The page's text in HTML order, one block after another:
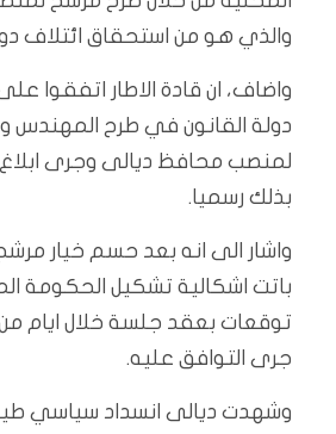
والذي هو من استحقاق ائتلاف
واضاف، ان قادة الاطار اتفقوا
دولة القانون في طرح المهندس
لمنصب محافظ ديالى وجرى
بذلك رسميا.
واشار الى انه بعد حسم خيار
باتت اشكالية تشكيل الحكومة
توقعات بعقد جلسة خلال ايام
جرى التوافق عليه.
وشهدت ديالى انسداد سياسي